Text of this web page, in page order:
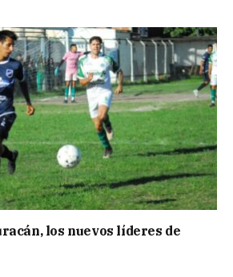
los nuevos líderes de